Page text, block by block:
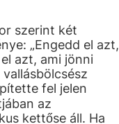
szerint két
„Engedd el azt,
azt, ami jönni
fel jelen
az
kettőse áll. Ha